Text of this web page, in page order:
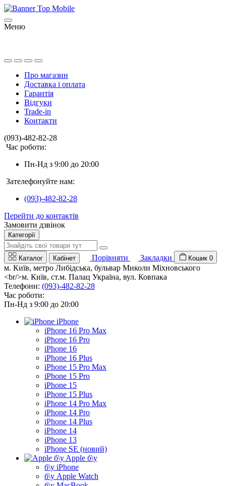
Меню
Про магазин
Доставка і оплата
Гарантія
Відгуки
Trade-in
Контакти
(093)-482-82-28
Час роботи:
Пн-Нд з 9:00 до 20:00
Зателефонуйте нам:
(093)-482-82-28
Перейти до контактів
Замовити дзвінок
Категорії
Каталог Кабінет Порівняти Закладки Кошик 0
м. Київ, метро Либідська, бульвар Миколи Міхновського
<br/>м. Київ, ст.м. Палац Україна, вул. Ковпака
Телефони: (093)-482-82-28
Час роботи:
Пн-Нд з 9:00 до 20:00
iPhone
iPhone 16 Pro Max
iPhone 16 Pro
iPhone 16
iPhone 16 Plus
iPhone 15 Pro Max
iPhone 15 Pro
iPhone 15
iPhone 15 Plus
iPhone 14 Pro Max
iPhone 14 Pro
iPhone 14 Plus
iPhone 14
iPhone 13
iPhone SE (новий)
Apple б\у
б\у iPhone
б\у Apple Watch